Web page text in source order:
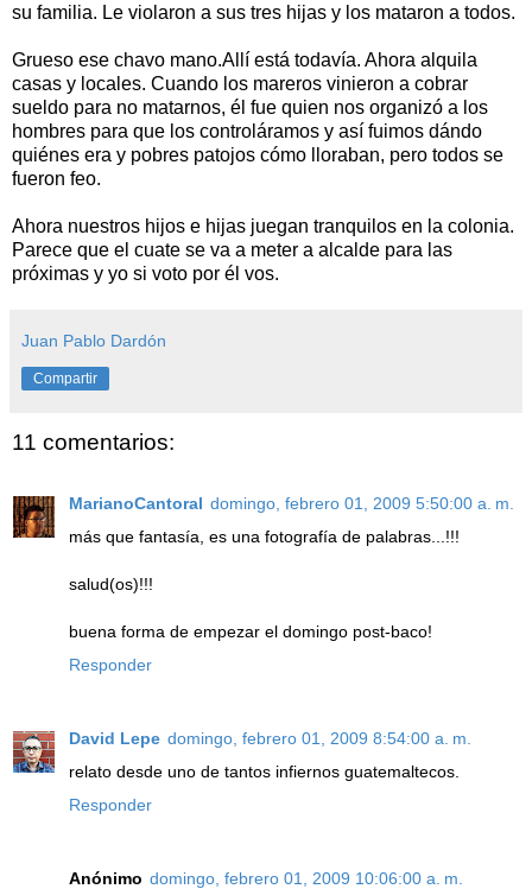
su familia. Le violaron a sus tres hijas y los mataron a todos.
Grueso ese chavo mano.Allí está todavía. Ahora alquila
casas y locales. Cuando los mareros vinieron a cobrar
sueldo para no matarnos, él fue quien nos organizó a los
hombres para que los controláramos y así fuimos dándo
quiénes era y pobres patojos cómo lloraban, pero todos se
fueron feo.
Ahora nuestros hijos e hijas juegan tranquilos en la colonia.
Parece que el cuate se va a meter a alcalde para las
próximas y yo si voto por él vos.
Juan Pablo Dardón
Compartir
11 comentarios:
MarianoCantoral domingo, febrero 01, 2009 5:50:00 a. m.
más que fantasía, es una fotografía de palabras...!!!
salud(os)!!!
buena forma de empezar el domingo post-baco!
Responder
David Lepe domingo, febrero 01, 2009 8:54:00 a. m.
relato desde uno de tantos infiernos guatemaltecos.
Responder
Anónimo domingo, febrero 01, 2009 10:06:00 a. m.